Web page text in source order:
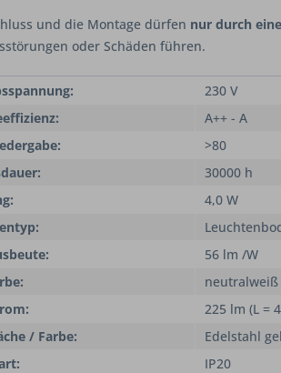
und die Montage dürfen nur durch
oder Schäden führen.
230 V
A++ - A
>80
30000 h
4,0 W
56 lm /W
neutralweiß
225 lm (L =
/ Farbe:
Edelstahl
IP20